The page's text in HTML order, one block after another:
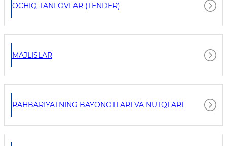
OCHIQ TANLOVLAR (TENDER)
MAJLISLAR
RAHBARIYATNING BAYONOTLARI VA NUTQLARI